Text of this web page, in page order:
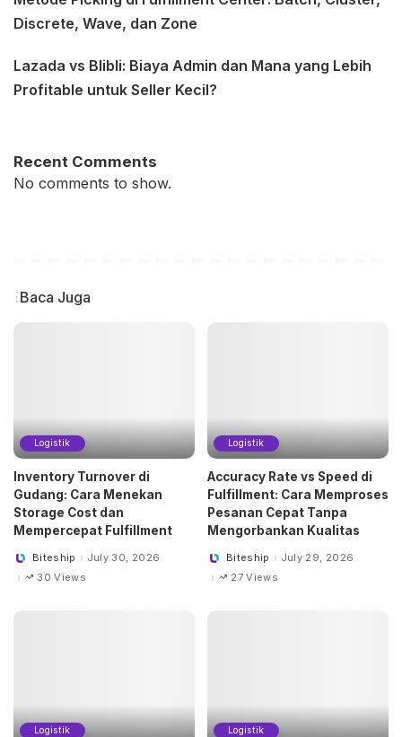
Discrete, Wave, dan Zone
Lazada vs Blibli: Biaya Admin dan Mana yang Lebih
Profitable untuk Seller Kecil?
Recent Comments
No comments to show.
Baca Juga
Logistik
Inventory Turnover di
Gudang: Cara Menekan
Storage Cost dan
Mempercepat Fulfillment
PostedBiteship
July 30, 2026
30 Views
Logistik
Accuracy Rate vs Speed di
Fulfillment: Cara Memproses
Pesanan Cepat Tanpa
Mengorbankan Kualitas
PostedBiteship
July 29, 2026
27 Views
Logistik Logistik